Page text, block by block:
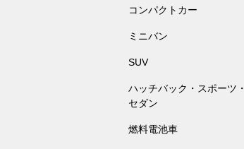
コンパクトカー
ミニバン
SUV
ハッチバック・スポーツ・
セダン
燃料電池車